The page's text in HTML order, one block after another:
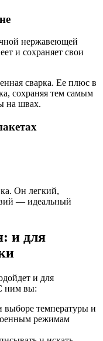
нержавеющей
и сохраняет свои
сварка. Ее плюс в
сохраняя тем самым
на швах.
Он легкий,
— идеальный
и для
и для
ним вы:
температуры и
режимам